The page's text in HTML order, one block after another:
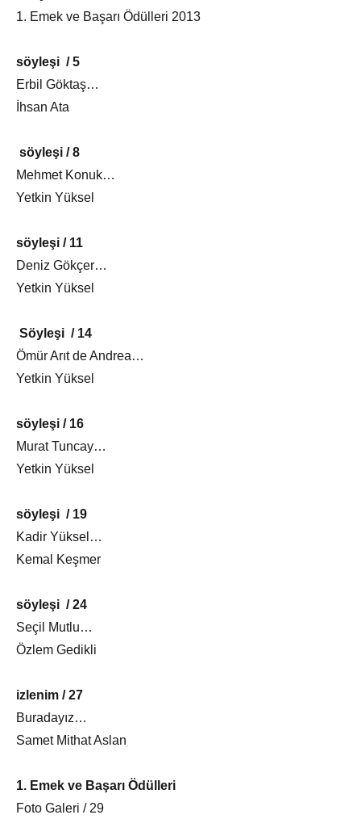
1. Emek ve Başarı Ödülleri 2013
söyleşi / 5
Erbil Göktaş…
İhsan Ata
söyleşi / 8
Mehmet Konuk…
Yetkin Yüksel
söyleşi / 11
Deniz Gökçer…
Yetkin Yüksel
Söyleşi / 14
Ömür Arıt de Andrea…
Yetkin Yüksel
söyleşi / 16
Murat Tuncay…
Yetkin Yüksel
söyleşi / 19
Kadir Yüksel…
Kemal Keşmer
söyleşi / 24
Seçil Mutlu…
Özlem Gedikli
izlenim / 27
Buradayız…
Samet Mithat Aslan
1. Emek ve Başarı Ödülleri
Foto Galeri / 29